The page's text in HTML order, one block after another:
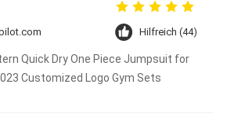
Hilfreich (44)
Quick Dry One Piece Jumpsuit for
Customized Logo Gym Sets